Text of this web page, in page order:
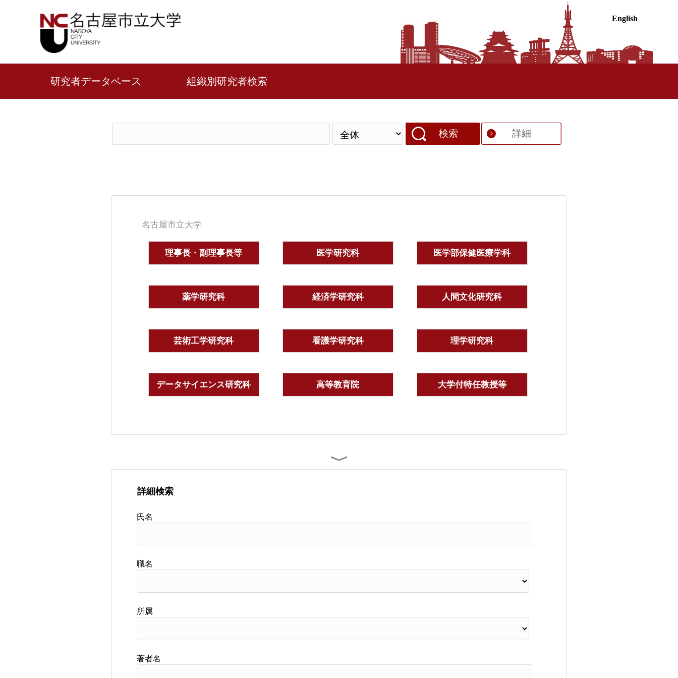
English
研究者データベース 組織別研究者検索
検索 詳細
名古屋市立大学
理事長・副理事長等 医学研究科 医学部保健医療学科
薬学研究科 経済学研究科 人間文化研究科
芸術工学研究科 看護学研究科 理学研究科
データサイエンス研究科 高等教育院 大学付特任教授等
詳細検索
氏名
職名
所属
著者名